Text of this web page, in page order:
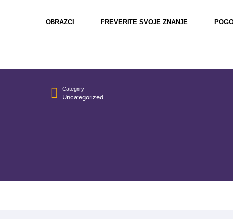
OBRAZCI PREVERITE SVOJE ZNANJE
Category
Uncategorized